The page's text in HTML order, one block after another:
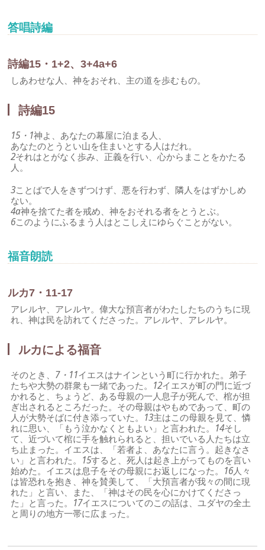
答唱詩編
詩編15・1+2、3+4a+6
しあわせな人、神をおそれ、主の道を歩むもの。
詩編15
15・1神よ、あなたの幕屋に泊まる人、
あなたのとうとい山を住まいとする人はだれ。
2それはとがなく歩み、正義を行い、心からまことをかたる
人。
3ことばで人をきずつけず、悪を行わず、隣人をはずかしめ
ない。
4a神を捨てた者を戒め、神をおそれる者をとうとぶ。
6このようにふるまう人はとこしえにゆらぐことがない。
福音朗読
ルカ7・11-17
アレルヤ、アレルヤ。偉大な預言者がわたしたちのうちに現
れ、神は民を訪れてくださった。アレルヤ、アレルヤ。
ルカによる福音
そのとき、 7・11イエスはナインという町に行かれた。弟子
たちや大勢の群衆も一緒であった。 12イエスが町の門に近づ
かれると、ちょうど、ある母親の一人息子が死んで、棺が担
ぎ出されるところだった。その母親はやもめであって、町の
人が大勢そばに付き添っていた。 13主はこの母親を見て、憐
れに思い、「もう泣かなくともよい」と言われた。 14そし
て、近づいて棺に手を触れられると、担いでいる人たちは立
ち止まった。イエスは、「若者よ、あなたに言う。起きなさ
い」と言われた。 15すると、死人は起き上がってものを言い
始めた。イエスは息子をその母親にお返しになった。 16人々
は皆恐れを抱き、神を賛美して、「大預言者が我々の間に現
れた」と言い、また、「神はその民を心にかけてくださっ
た」と言った。 17イエスについてのこの話は、ユダヤの全土
と周りの地方一帯に広まった。